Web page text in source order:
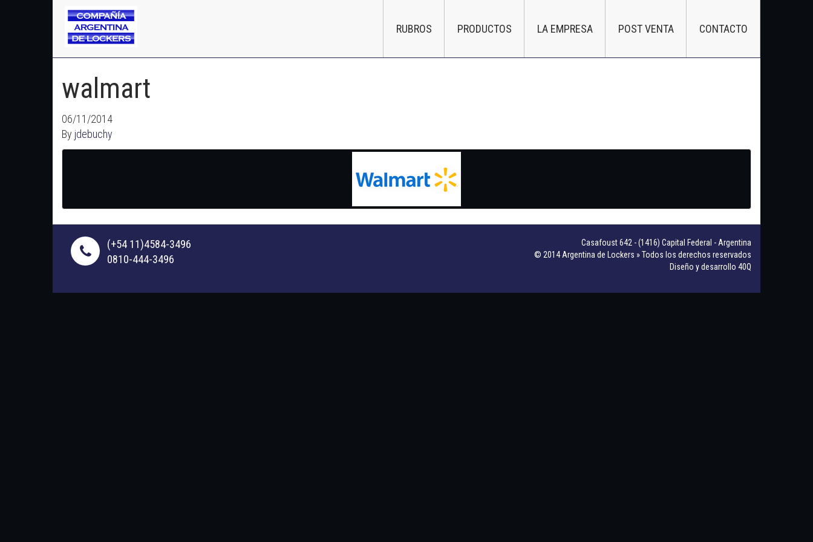
RUBROS PRODUCTOS LA EMPRESA POST VENTA CONTACTO
walmart
06/11/2014
By jdebuchy
(+54 11)4584-3496
0810-444-3496
Casafoust 642 - (1416) Capital Federal - Argentina
© 2014 Argentina de Lockers » Todos los derechos reservados
Diseño y desarrollo 40Q